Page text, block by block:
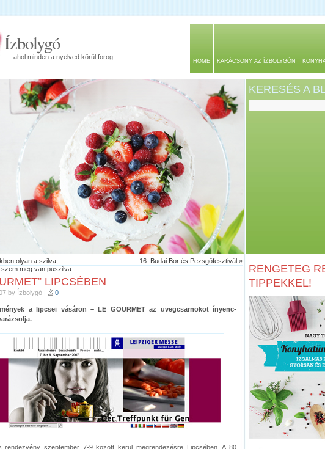
Ízbolygó
ahol minden a nyelved körül forog
HOME KARÁCSONY AZ ÍZBOLYGÓN
KERESÉS A
olyan a szilva,
meg van puszilva
16. Budai Bor és Pezsgőfesztivál »
LIPCSÉBEN
by Ízbolygó | 0
a lipcsei vásáron – LE GOURMET az üvegcsarnokot ínyenc-
rendezvény szeptember 7-9 között kerül megrendezésre Lipcsében. A 80
RENGETEG
TIPPEKKEL!